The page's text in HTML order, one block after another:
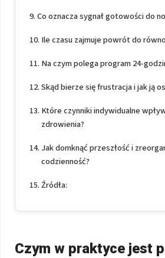
Co oznacza sygnał gotowości do
Ile czasu zajmuje powrót do
Na czym polega program 24-
Skąd bierze się frustracja i jak ją
Które czynniki indywidualne
zdrowienia?
Jak domknąć przeszłość i
codzienność?
Źródła:
Czym w praktyce jest